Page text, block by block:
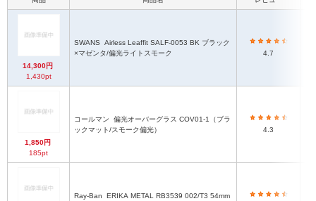
14,300円
1,430pt
SWANS
×マゼンタ/偏光ライトスモーク
4.7
1,850円
185pt
コールマン
ックマット/スモーク偏光）
4.3
Ray-Ban